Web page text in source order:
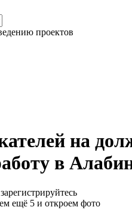
проектов
на
в
ещё 5 и откроем фото